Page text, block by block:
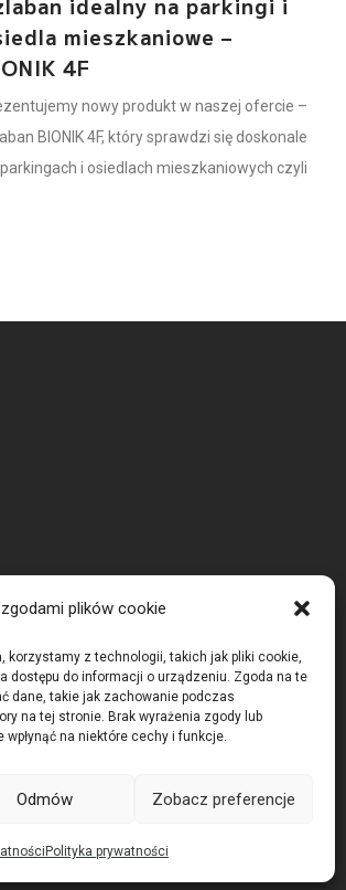
plików cookie
korzystamy z technologii, takich jak pliki cookie,
dostępu do informacji o urządzeniu. Zgoda na te
dane, takie jak zachowanie podczas
na tej stronie. Brak wyrażenia zgody lub
na niektóre cechy i funkcje.
Odmów Zobacz preferencje
Polityka prywatności
idealny na parkingi i
mieszkaniowe –
4F
nowy produkt w naszej ofercie –
BIONIK 4F, który sprawdzi się doskonale
i osiedlach mieszkaniowych czyli